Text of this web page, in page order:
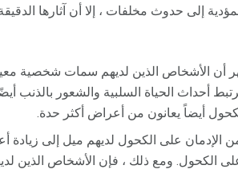
إلى حدوث مخلفات ، إلا أن آثارها
أن الأشخاص الذين لديهم سمات شخصية
أحداث الحياة السلبية والشعور بالذنب
أيضاً يعانون من أعراض أكثر حدة.
الإدمان على الكحول لديهم ميل إلى زيادة
الكحول. ومع ذلك ، فإن الأشخاص الذين